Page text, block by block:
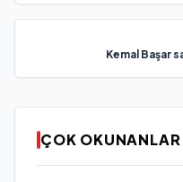
Kemal Başar
ÇOK OKUNANLAR